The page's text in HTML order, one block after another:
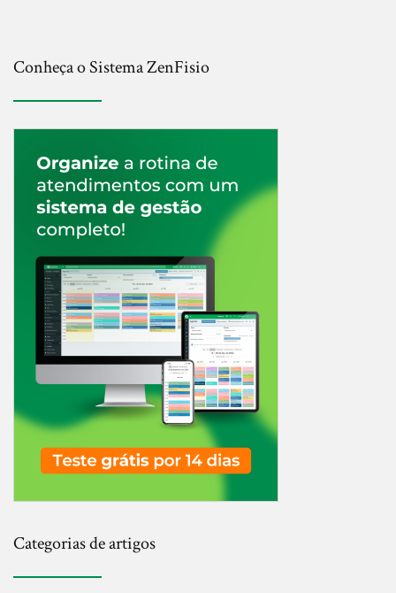
Conheça o Sistema ZenFisio
Categorias de artigos